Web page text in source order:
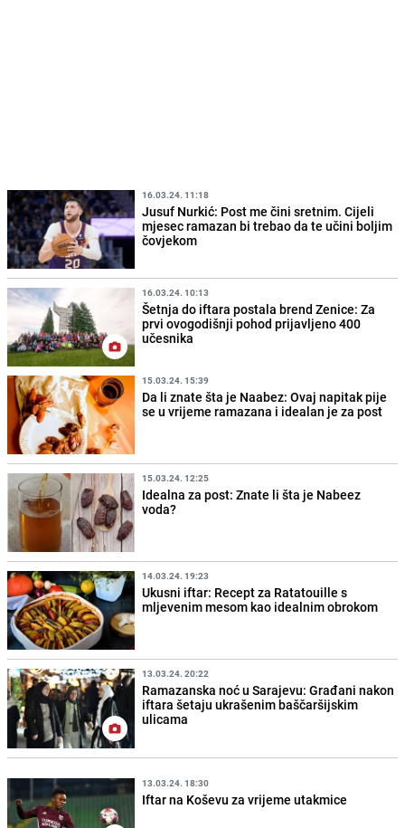
16.03.24. 11:18
Jusuf Nurkić: Post me čini sretnim. Cijeli
mjesec ramazan bi trebao da te učini boljim
čovjekom
16.03.24. 10:13
Šetnja do iftara postala brend Zenice: Za
prvi ovogodišnji pohod prijavljeno 400
učesnika
15.03.24. 15:39
Da li znate šta je Naabez: Ovaj napitak pije
se u vrijeme ramazana i idealan je za post
15.03.24. 12:25
Idealna za post: Znate li šta je Nabeez
voda?
14.03.24. 19:23
Ukusni iftar: Recept za Ratatouille s
mljevenim mesom kao idealnim obrokom
13.03.24. 20:22
Ramazanska noć u Sarajevu: Građani nakon
iftara šetaju ukrašenim baščaršijskim
ulicama
13.03.24. 18:30
Iftar na Koševu za vrijeme utakmice